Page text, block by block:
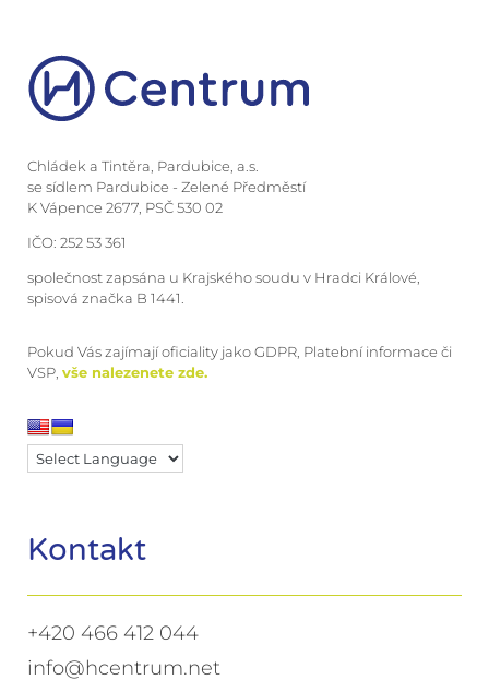
Chládek a Tintěra, Pardubice, a.s.
se sídlem Pardubice - Zelené Předměstí
K Vápence 2677, PSČ 530 02
IČO: 252 53 361
společnost zapsána u Krajského soudu v Hradci Králové,
spisová značka B 1441.
Pokud Vás zajímají oficiality jako GDPR, Platební informace či
VSP, vše nalezenete zde.
Kontakt
+420 466 412 044
info@hcentrum.net